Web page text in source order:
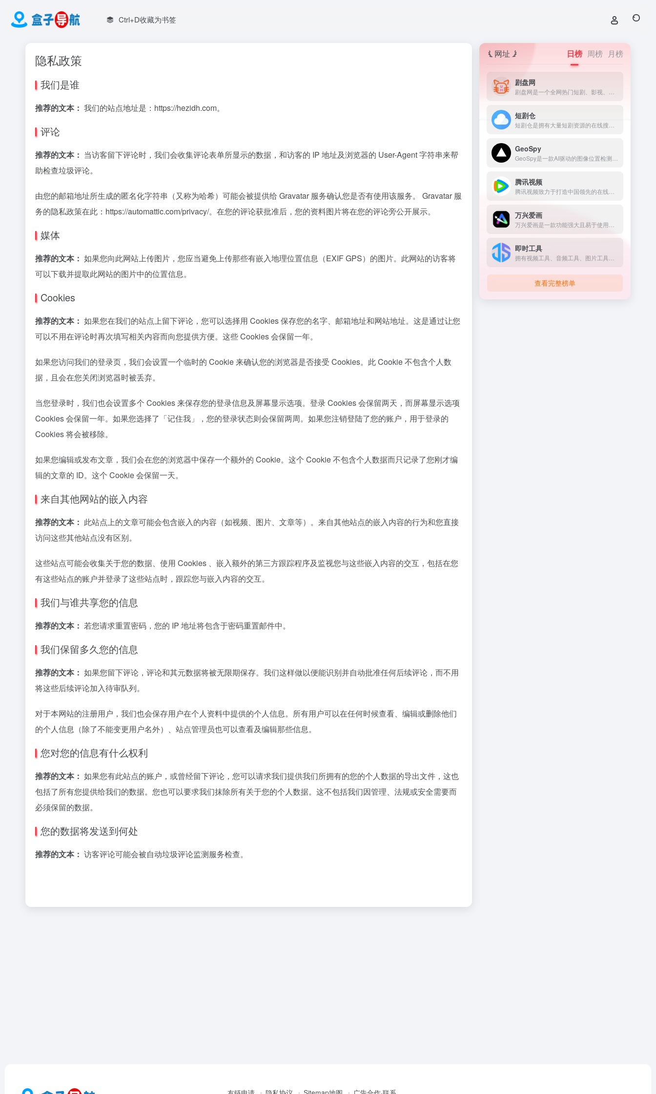
Ctrl+D收藏为书签
隐私政策
我们是谁
推荐的文本： 我们的站点地址是：https://hezidh.com。
评论
推荐的文本： 当访客留下评论时，我们会收集评论表单所显示的数据，和访客的 IP 地址及浏览器的 User-Agent 字符串来帮
助检查垃圾评论。
由您的邮箱地址所生成的匿名化字符串（又称为哈希）可能会被提供给 Gravatar 服务确认您是否有使用该服务。 Gravatar 服
务的隐私政策在此：https://automattic.com/privacy/。在您的评论获批准后，您的资料图片将在您的评论旁公开展示。
媒体
推荐的文本： 如果您向此网站上传图片，您应当避免上传那些有嵌入地理位置信息（EXIF GPS）的图片。此网站的访客将
可以下载并提取此网站的图片中的位置信息。
Cookies
推荐的文本： 如果您在我们的站点上留下评论，您可以选择用 Cookies 保存您的名字、邮箱地址和网站地址。这是通过让您
可以不用在评论时再次填写相关内容而向您提供方便。这些 Cookies 会保留一年。
如果您访问我们的登录页，我们会设置一个临时的 Cookie 来确认您的浏览器是否接受 Cookies。此 Cookie 不包含个人数
据，且会在您关闭浏览器时被丢弃。
当您登录时，我们也会设置多个 Cookies 来保存您的登录信息及屏幕显示选项。登录 Cookies 会保留两天，而屏幕显示选项
Cookies 会保留一年。如果您选择了「记住我」，您的登录状态则会保留两周。如果您注销登陆了您的账户，用于登录的
Cookies 将会被移除。
如果您编辑或发布文章，我们会在您的浏览器中保存一个额外的 Cookie。这个 Cookie 不包含个人数据而只记录了您刚才编
辑的文章的 ID。这个 Cookie 会保留一天。
来自其他网站的嵌入内容
推荐的文本： 此站点上的文章可能会包含嵌入的内容（如视频、图片、文章等）。来自其他站点的嵌入内容的行为和您直接
访问这些其他站点没有区别。
这些站点可能会收集关于您的数据、使用 Cookies 、嵌入额外的第三方跟踪程序及监视您与这些嵌入内容的交互，包括在您
有这些站点的账户并登录了这些站点时，跟踪您与嵌入内容的交互。
我们与谁共享您的信息
推荐的文本： 若您请求重置密码，您的 IP 地址将包含于密码重置邮件中。
我们保留多久您的信息
推荐的文本： 如果您留下评论，评论和其元数据将被无限期保存。我们这样做以便能识别并自动批准任何后续评论，而不用
将这些后续评论加入待审队列。
对于本网站的注册用户，我们也会保存用户在个人资料中提供的个人信息。所有用户可以在任何时候查看、编辑或删除他们
的个人信息（除了不能变更用户名外）、站点管理员也可以查看及编辑那些信息。
您对您的信息有什么权利
推荐的文本： 如果您有此站点的账户，或曾经留下评论，您可以请求我们提供我们所拥有的您的个人数据的导出文件，这也
包括了所有您提供给我们的数据。您也可以要求我们抹除所有关于您的个人数据。这不包括我们因管理、法规或安全需要而
必须保留的数据。
您的数据将发送到何处
推荐的文本： 访客评论可能会被自动垃圾评论监测服务检查。
网址 日榜 周榜 月榜
剧盘网
短剧仓
GeoSpy
腾讯视频
万兴爱画
即时工具
查看完整榜单